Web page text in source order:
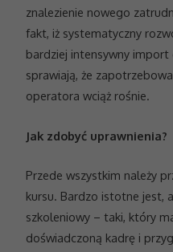
znalezienie nowego
fakt, iż systematyczny
bardziej intensywny
sprawiają, że
operatora wciąż rośnie.
Jak zdobyć uprawnienia?
Przede wszystkim należy
kursu. Bardzo istotne jest,
szkoleniowy – taki, który
doświadczoną kadrę i